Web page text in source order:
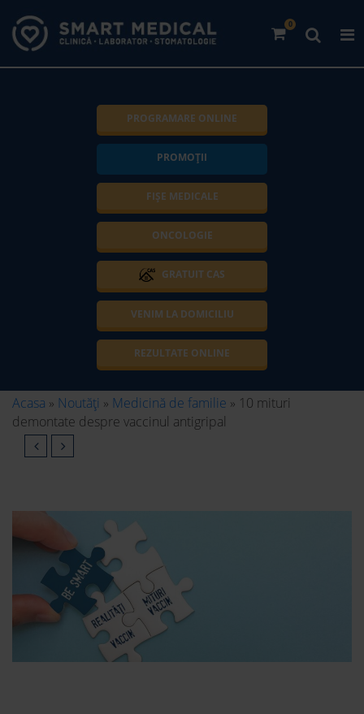
0
PROGRAMARE ONLINE
PROMOȚII
FIȘE MEDICALE
ONCOLOGIE
GRATUIT CAS
VENIM LA DOMICILIU
REZULTATE ONLINE
Acasa » Noutăți » Medicină de familie » 10 mituri
demontate despre vaccinul antigripal